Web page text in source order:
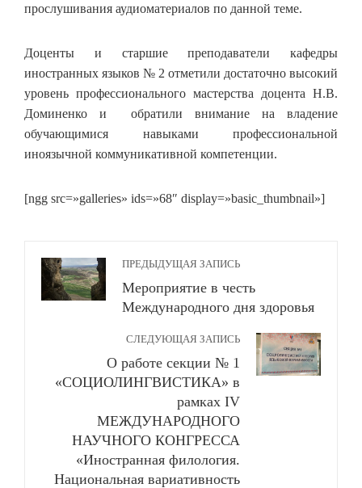
прослушивания аудиоматериалов по данной теме.
Доценты и старшие преподаватели кафедры
иностранных языков № 2 отметили достаточно высокий
уровень профессионального мастерства доцента Н.В.
Доминенко и обратили внимание на владение
обучающимися навыками профессиональной
иноязычной коммуникативной компетенции.
[ngg src=»galleries» ids=»68″ display=»basic_thumbnail»]
ПРЕДЫДУЩАЯ ЗАПИСЬ
Мероприятие в честь
Международного дня здоровья
СЛЕДУЮЩАЯ ЗАПИСЬ
О работе секции № 1
«СОЦИОЛИНГВИСТИКА» в
рамках IV
МЕЖДУНАРОДНОГО
НАУЧНОГО КОНГРЕССА
«Иностранная филология.
Национальная вариативность